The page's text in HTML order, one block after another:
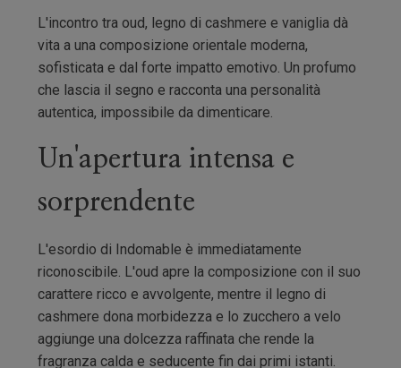
L'incontro tra oud, legno di cashmere e vaniglia dà
vita a una composizione orientale moderna,
sofisticata e dal forte impatto emotivo. Un profumo
che lascia il segno e racconta una personalità
autentica, impossibile da dimenticare.
Un'apertura intensa e
sorprendente
L'esordio di Indomable è immediatamente
riconoscibile. L'oud apre la composizione con il suo
carattere ricco e avvolgente, mentre il legno di
cashmere dona morbidezza e lo zucchero a velo
aggiunge una dolcezza raffinata che rende la
fragranza calda e seducente fin dai primi istanti.